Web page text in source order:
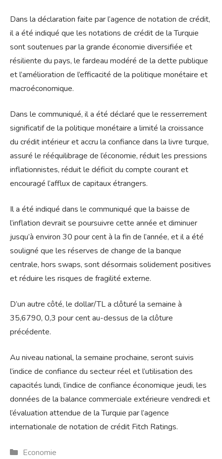
Dans la déclaration faite par l’agence de notation de crédit,
il a été indiqué que les notations de crédit de la Turquie
sont soutenues par la grande économie diversifiée et
résiliente du pays, le fardeau modéré de la dette publique
et l’amélioration de l’efficacité de la politique monétaire et
macroéconomique.
Dans le communiqué, il a été déclaré que le resserrement
significatif de la politique monétaire a limité la croissance
du crédit intérieur et accru la confiance dans la livre turque,
assuré le rééquilibrage de l’économie, réduit les pressions
inflationnistes, réduit le déficit du compte courant et
encouragé l’afflux de capitaux étrangers.
Il a été indiqué dans le communiqué que la baisse de
l’inflation devrait se poursuivre cette année et diminuer
jusqu’à environ 30 pour cent à la fin de l’année, et il a été
souligné que les réserves de change de la banque
centrale, hors swaps, sont désormais solidement positives
et réduire les risques de fragilité externe.
D’un autre côté, le dollar/TL a clôturé la semaine à
35,6790, 0,3 pour cent au-dessus de la clôture
précédente.
Au niveau national, la semaine prochaine, seront suivis
l’indice de confiance du secteur réel et l’utilisation des
capacités lundi, l’indice de confiance économique jeudi, les
données de la balance commerciale extérieure vendredi et
l’évaluation attendue de la Turquie par l’agence
internationale de notation de crédit Fitch Ratings.
Catégories
Economie